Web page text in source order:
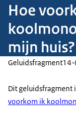
Hoe
mijn huis?
Geluidsfragment
Dit geluidsfragment
voorkom ik